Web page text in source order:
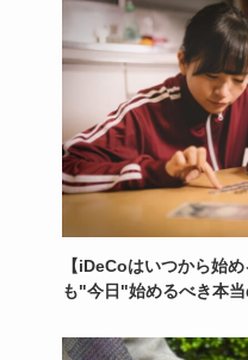
【iDeCoはいつから始
も"今日"始めるべき本